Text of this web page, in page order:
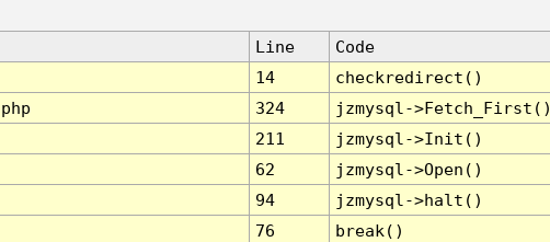
Line
Code
14
checkredirect()
324
jzmysql-
211
jzmysql->Init()
62
jzmysql->Open()
94
jzmysql->halt()
76 break()